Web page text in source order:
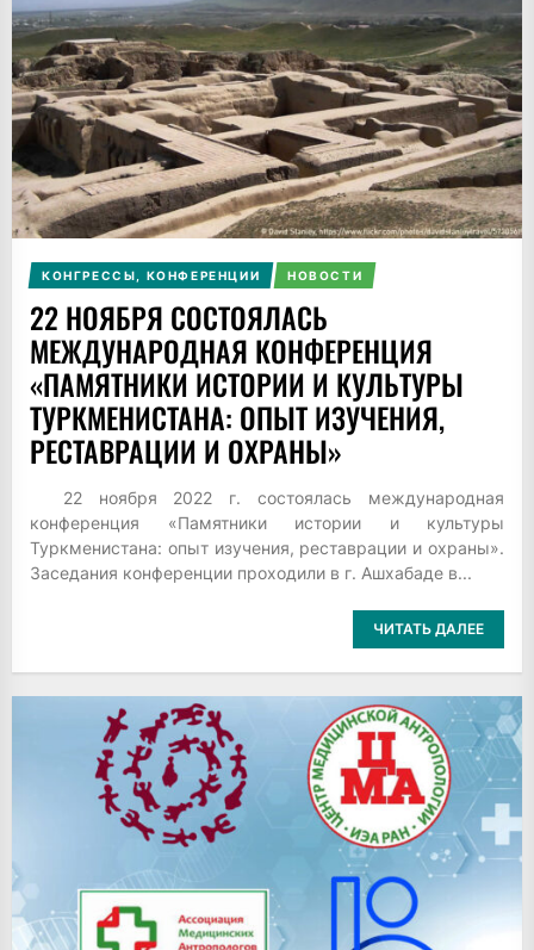
КОНГРЕССЫ, КОНФЕРЕНЦИИ НОВОСТИ
22 НОЯБРЯ СОСТОЯЛАСЬ
МЕЖДУНАРОДНАЯ КОНФЕРЕНЦИЯ
«ПАМЯТНИКИ ИСТОРИИ И КУЛЬТУРЫ
ТУРКМЕНИСТАНА: ОПЫТ ИЗУЧЕНИЯ,
РЕСТАВРАЦИИ И ОХРАНЫ»
22 ноября 2022 г. состоялась международная
конференция «Памятники истории и культуры
Туркменистана: опыт изучения, реставрации и охраны».
Заседания конференции проходили в г. Ашхабаде в...
ЧИТАТЬ ДАЛЕЕ